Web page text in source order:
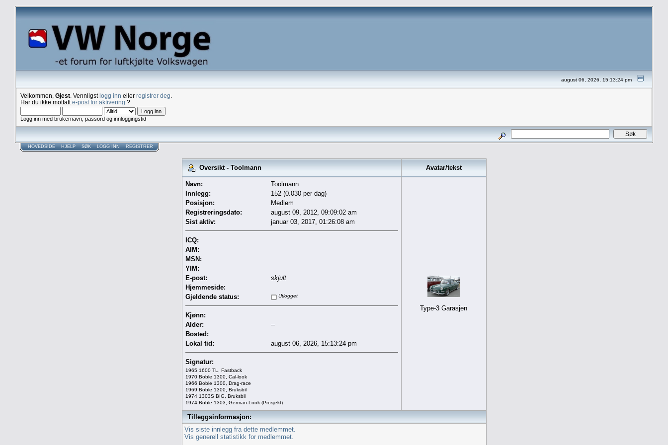
august 06, 2026, 15:13:24 pm
Velkommen, Gjest . Vennligstlogg inn eller registrer deg
Har du ikke mottatte-post for aktivering ?
Logg inn med brukernavn, passord og innloggingstid
HOVEDSIDE HJELP SØK LOGG INN REGISTRER
Oversikt - Toolmann Avatar/tekst
Navn:
Toolmann
Innlegg:
152 (0.030 per dag)
Posisjon:
Medlem
Registreringsdato:
august 09, 2012, 09:09:02 am
Sist aktiv:
januar 03, 2017, 01:26:08 am
ICQ:
AIM:
MSN:
YIM:
E-post:
skjult
Hjemmeside:
Gjeldende status:
Utlogget
Kjønn:
Alder:
--
Bosted:
Lokal tid:
august 06, 2026, 15:13:24 pm
Signatur:
1965 1600 TL, Fastback
1970 Boble 1300, Cal-look
1966 Boble 1300, Drag-race
1969 Boble 1300, Bruksbil
1974 1303S BIG, Bruksbil
1974 Boble 1303, German-Look (Prosjekt)
Type-3 Garasjen
Tilleggsinformasjon:
Vis siste innlegg fra dette medlemmet.
Vis generell statistikk for medlemmet.